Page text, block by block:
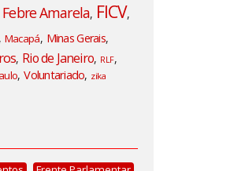
Febre Amarela, FICV,
Macapá, Minas Gerais,
, Rio de Janeiro, RLF,
,Voluntariado, zika